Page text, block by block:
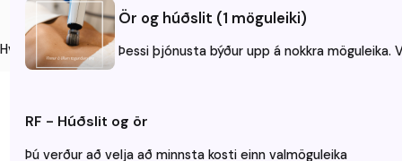
Tími
Hvenær hentar þér að koma?
Ör og húðslit (1 möguleiki)
Þessi þjónusta býður upp á nokkra
RF - Húðslit og ör
Þú verður að velja að minnsta kosti einn valmöguleika